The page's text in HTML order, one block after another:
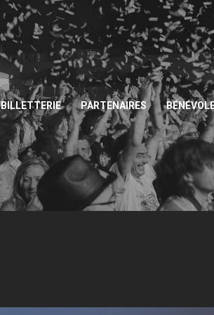
BILLETTERIE PARTENAIRES